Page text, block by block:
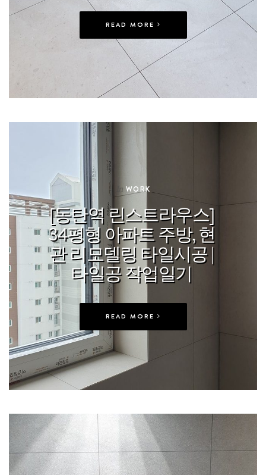
READ MORE
In WORK
[동탄역 린스트라우스]
34평형 아파트 주방, 현
관 리모델링 타일시공 |
타일공 작업일기
READ MORE